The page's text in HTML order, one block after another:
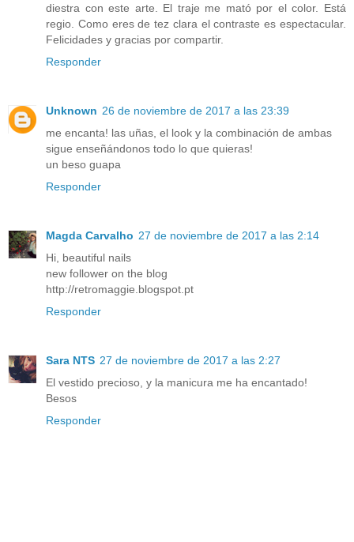
diestra con este arte. El traje me mató por el color. Está
regio. Como eres de tez clara el contraste es espectacular.
Felicidades y gracias por compartir.
Responder
Unknown 26 de noviembre de 2017 a las 23:39
me encanta! las uñas, el look y la combinación de ambas
sigue enseñándonos todo lo que quieras!
un beso guapa
Responder
Magda Carvalho 27 de noviembre de 2017 a las 2:14
Hi, beautiful nails
new follower on the blog
http://retromaggie.blogspot.pt
Responder
Sara NTS 27 de noviembre de 2017 a las 2:27
El vestido precioso, y la manicura me ha encantado!
Besos
Responder